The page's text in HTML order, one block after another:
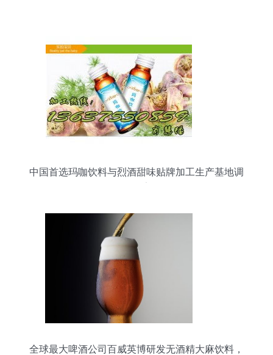
中国首选玛咖饮料与烈酒甜味贴牌加工生产基地调
全球最大啤酒公司百威英博研发无酒精大麻饮料，